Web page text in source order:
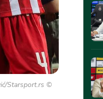
Starsport.rs ©